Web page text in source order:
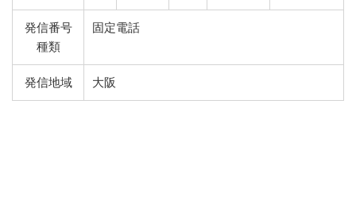
発信番号
種類
固定電話
発信地域 大阪